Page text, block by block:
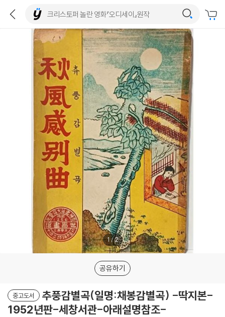
1 /2
공유하기
중고도서
추풍감별곡(일명:채봉감별곡) -딱지본-
1952년판-세창서관-아래설명참조-